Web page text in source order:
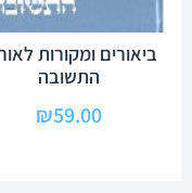
ביאורים ומקורות
התשובה
₪59.00